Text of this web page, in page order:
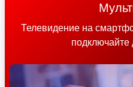
Телевидение на
подключайте